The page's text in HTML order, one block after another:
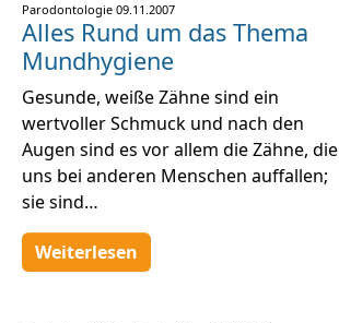
Parodontologie 09.11.2007
Alles Rund um das Thema
Mundhygiene
Gesunde, weiße Zähne sind ein
wertvoller Schmuck und nach den
Augen sind es vor allem die Zähne, die
uns bei anderen Menschen auffallen;
sie sind…
Weiterlesen